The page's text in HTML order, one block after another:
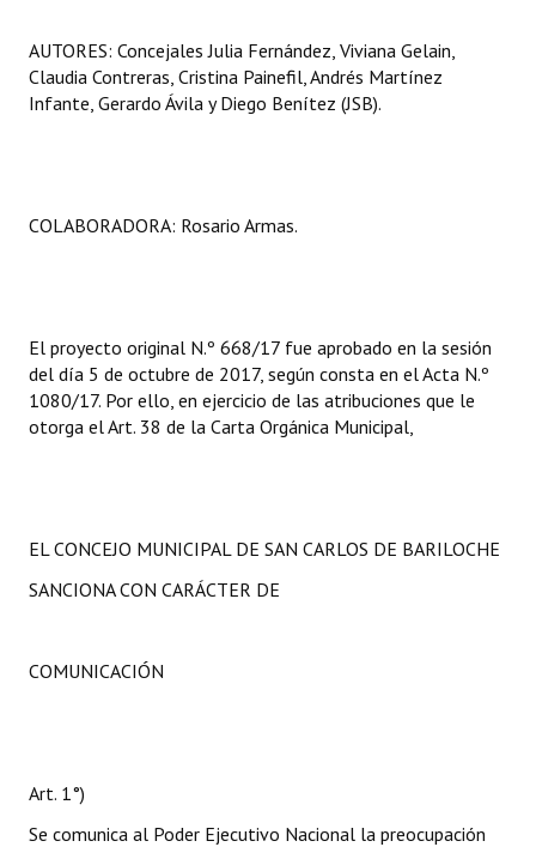
AUTORES: Concejales Julia Fernández, Viviana Gelain,
Claudia Contreras, Cristina Painefil, Andrés Martínez
Infante, Gerardo Ávila y Diego Benítez (JSB).
COLABORADORA: Rosario Armas.
El proyecto original N.º 668/17 fue aprobado en la sesión
del día 5 de octubre de 2017, según consta en el Acta N.º
1080/17. Por ello, en ejercicio de las atribuciones que le
otorga el Art. 38 de la Carta Orgánica Municipal,
EL CONCEJO MUNICIPAL DE SAN CARLOS DE BARILOCHE
SANCIONA CON CARÁCTER DE
COMUNICACIÓN
Art. 1°)
Se comunica al Poder Ejecutivo Nacional la preocupación